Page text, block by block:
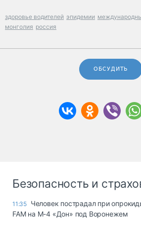
здоровье водителей эпидемии
монголия россия
ОБСУДИТЬ
Безопасность и
11:35 Человек пострадал при
FAM на М-4 «Дон» под Воронежем